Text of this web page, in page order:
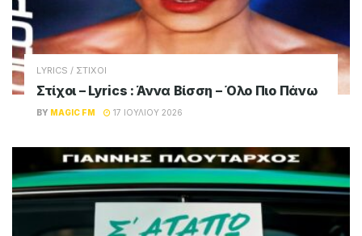
LYRICS / ΣΤΙΧΟΙ
Στίχοι – Lyrics : Άννα Βίσση – Όλο Πιο Πάνω
BY MAGIC FM 17 ΙΟΥΛΊΟΥ 2026